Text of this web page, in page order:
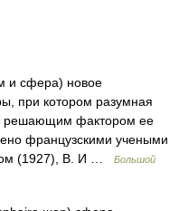
и сфера) новое
при котором разумная
решающим фактором ее
французскими учеными
(1927), В. И …
Большой